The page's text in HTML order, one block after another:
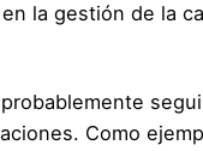
la gestión de la
Como